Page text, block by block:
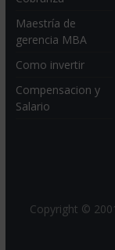
Maestría de
gerencia MBA
Como invertir
Compensacion y
Salario
Copyright ©